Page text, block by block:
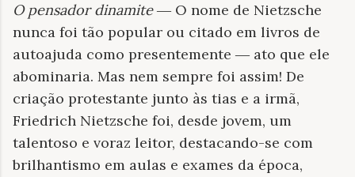
O pensador dinamite — O nome de Nietzsche
nunca foi tão popular ou citado em livros de
autoajuda como presentemente — ato que ele
abominaria. Mas nem sempre foi assim! De
criação protestante junto às tias e a irmã,
Friedrich Nietzsche foi, desde jovem, um
talentoso e voraz leitor, destacando-se com
brilhantismo em aulas e exames da época,